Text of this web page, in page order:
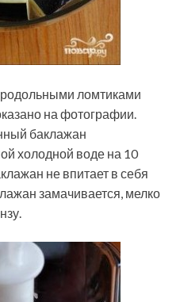
ломтиками
на фотографии.
баклажан
холодной воде на 10
не впитает в себя
замачивается, мелко